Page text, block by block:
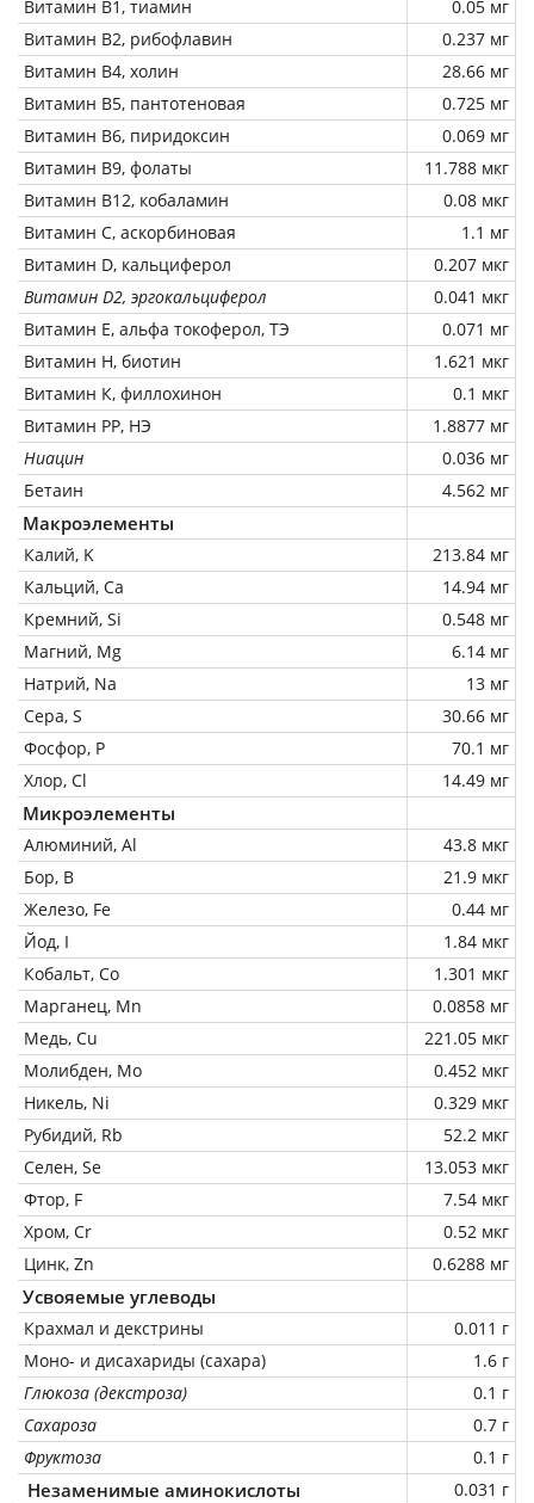
Витамин В1, тиамин
0.05 мг
Витамин В2, рибофлавин
0.237 мг
Витамин В4, холин
28.66 мг
Витамин В5, пантотеновая
0.725 мг
Витамин В6, пиридоксин
0.069 мг
Витамин В9, фолаты
11.788 мкг
Витамин В12, кобаламин
0.08 мкг
Витамин C, аскорбиновая
1.1 мг
Витамин D, кальциферол
0.207 мкг
Витамин D2, эргокальциферол
0.041 мкг
Витамин Е, альфа токоферол, ТЭ
0.071 мг
Витамин Н, биотин
1.621 мкг
Витамин К, филлохинон
0.1 мкг
Витамин РР, НЭ
1.8877 мг
Ниацин
0.036 мг
Бетаин
4.562 мг
Макроэлементы
Калий, K
213.84 мг
Кальций, Ca
14.94 мг
Кремний, Si
0.548 мг
Магний, Mg
6.14 мг
Натрий, Na
13 мг
Сера, S
30.66 мг
Фосфор, P
70.1 мг
Хлор, Cl
14.49 мг
Микроэлементы
Алюминий, Al
43.8 мкг
Бор, B
21.9 мкг
Железо, Fe
0.44 мг
Йод, I
1.84 мкг
Кобальт, Co
1.301 мкг
Марганец, Mn
0.0858 мг
Медь, Cu
221.05 мкг
Молибден, Mo
0.452 мкг
Никель, Ni
0.329 мкг
Рубидий, Rb
52.2 мкг
Селен, Se
13.053 мкг
Фтор, F
7.54 мкг
Хром, Cr
0.52 мкг
Цинк, Zn
0.6288 мг
Усвояемые углеводы
Крахмал и декстрины
0.011 г
Моно- и дисахариды (сахара)
1.6 г
Глюкоза (декстроза)
0.1 г
Сахароза
0.7 г
Фруктоза
0.1 г
Незаменимые аминокислоты
0.031 г